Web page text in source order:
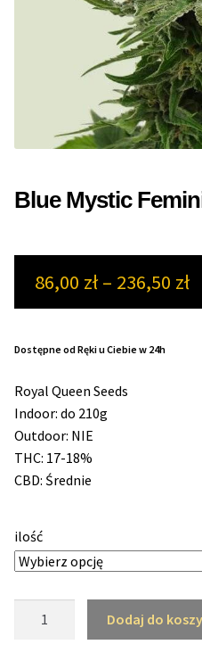
Dla Początkujących
Indoor w Domu
Outdoor na Dworze
Pełnosezonowe XXL
Odporne Odmiany
Medyczne Odmiany
Przewaga Indica
Przewaga Sativa
Blue Mystic
86,00 zł – 236,50 zł
Dostępne od Ręki u Ciebie w 24h
Royal Queen Seeds
Indoor: do 210g
Outdoor: NIE
THC: 17-18%
CBD: Średnie
ilość
Dodaj do